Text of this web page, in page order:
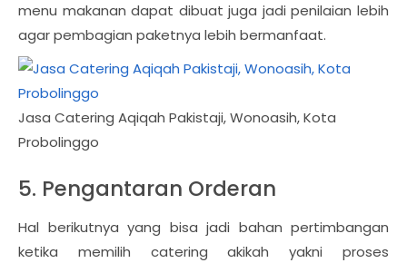
menu makanan dapat dibuat juga jadi penilaian lebih
agar pembagian paketnya lebih bermanfaat.
Jasa Catering Aqiqah Pakistaji, Wonoasih, Kota
Probolinggo
5. Pengantaran Orderan
Hal berikutnya yang bisa jadi bahan pertimbangan
ketika memilih catering akikah yakni proses